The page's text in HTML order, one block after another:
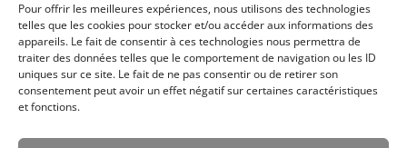
Pour offrir les meilleures expériences, nous utilisons des technologies
telles que les cookies pour stocker et/ou accéder aux informations des
appareils. Le fait de consentir à ces technologies nous permettra de
traiter des données telles que le comportement de navigation ou les ID
uniques sur ce site. Le fait de ne pas consentir ou de retirer son
consentement peut avoir un effet négatif sur certaines caractéristiques
et fonctions.
Plan d’angle I Galerie Pixi, Paris I 2006
Bernard Cousinier I Issoire I 2005
Cousinier I Salle Le Cube, Paris I 2004
L’art dans les chapelles I Pontivy I 2004